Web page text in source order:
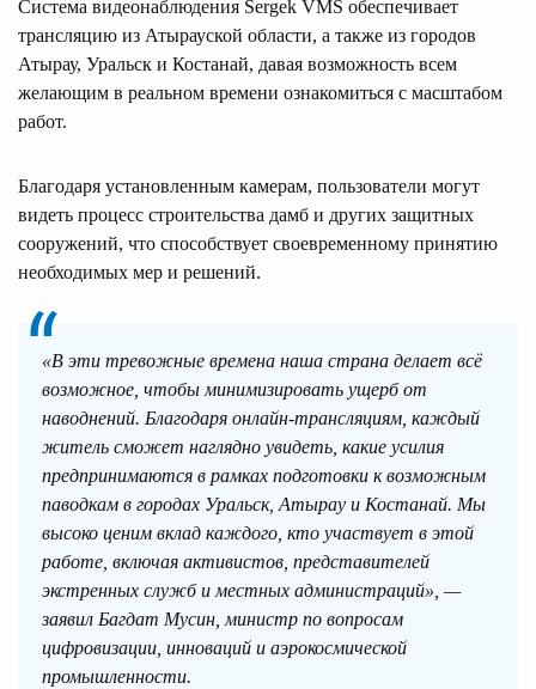
Система видеонаблюдения Sergek VMS обеспечивает
трансляцию из Атырауской области, а также из городов
Атырау, Уральск и Костанай, давая возможность всем
желающим в реальном времени ознакомиться с масштабом
работ.
Благодаря установленным камерам, пользователи могут
видеть процесс строительства дамб и других защитных
сооружений, что способствует своевременному принятию
необходимых мер и решений.
«В эти тревожные времена наша страна делает всё
возможное, чтобы минимизировать ущерб от
наводнений. Благодаря онлайн-трансляциям, каждый
житель сможет наглядно увидеть, какие усилия
предпринимаются в рамках подготовки к возможным
паводкам в городах Уральск, Атырау и Костанай. Мы
высоко ценим вклад каждого, кто участвует в этой
работе, включая активистов, представителей
экстренных служб и местных администраций», —
заявил Багдат Мусин, министр по вопросам
цифровизации, инноваций и аэрокосмической
промышленности.